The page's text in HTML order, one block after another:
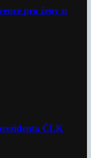
pro ženy u
ČLK